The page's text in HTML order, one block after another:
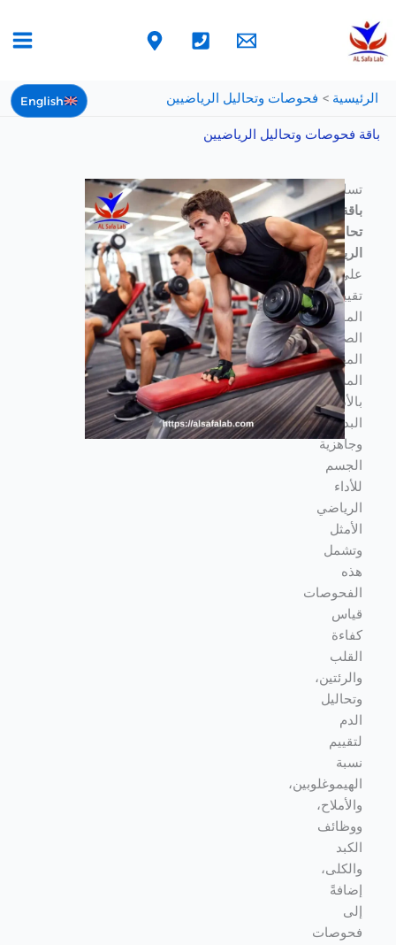
English
إلى
المحتوى
الرئيسية فحوصات وتحاليل الرياضيين
باقة فحوصات وتحاليل الرياضيين
تساعد
باقة
تحاليل
الرياضيين
على
تقييم
المؤشرات
الصحية
المهمة
المرتبطة
بالأداء
البدني،
وجاهزية
الجسم
للأداء
الرياضي
الأمثل
وتشمل
هذه
الفحوصات
قياس
كفاءة
القلب
والرئتين،
وتحاليل
الدم
لتقييم
نسبة
الهيموغلوبين،
والأملاح،
ووظائف
الكبد
والكلى،
إضافةً
إلى
فحوصات